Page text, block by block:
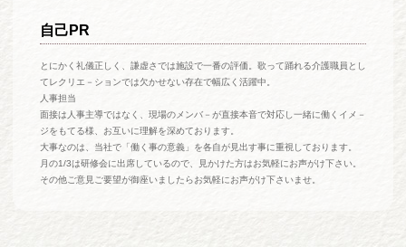
自己PR
とにかく礼儀正しく、謙虚さでは施設で一番の評価。歌って踊れる介護職員とし
てレクリエ－ションでは欠かせない存在で幅広く活躍中。
人事担当
面接は人事主導ではなく、現場のメンバ－が直接本音で対応し一緒に働くイメ－
ジをもてる様、お互いに理解を深めております。
大事なのは、当社で「働く事の意義」を各自が見出す事に重視しております。
月の1/3は研修会に出席しているので、見かけた方はお気軽にお声がけ下さい。
その他ご意見ご要望が御座いましたらお気軽にお声がけ下さいませ。